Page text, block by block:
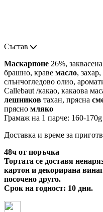
Състав
Маскарпоне 26%, заквасена
брашно, краве масло,
слънчогледово олио,
Callebaut /какао, какаова
лешников тахан, прясна
прясно мляко
Грамаж на 1 парче: 160-170g
Доставка и време за
48ч от поръчка
Тортата се доставя
картон и декорирана
посочено друго.
Срок на годност: 10 дни.